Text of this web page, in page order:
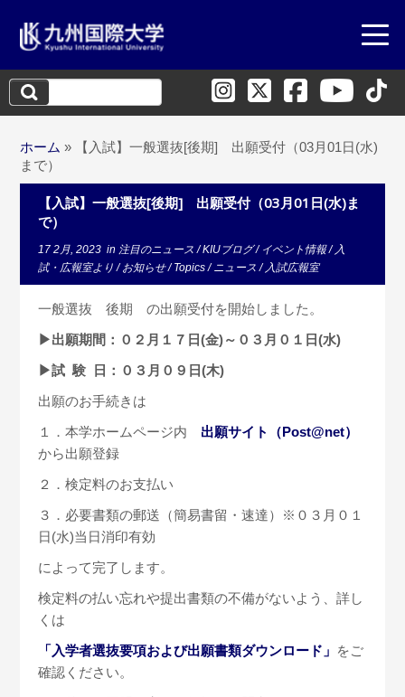
検
索:
ホーム »
【入試】一般選抜[後期] 出願受付（03月01日(水)
まで）
【入試】一般選抜[後期] 出願受付（03月01日(水)ま
で）
17 2月, 2023 in 注目のニュース/KIUブログ/ イベント情報/ 入
試・広報室より/お知らせ/Topics/ニュース/ 入試広報室
一般選抜 後期 の出願受付を開始しました。
▶出願期間：０２月１７日(金)～０３月０１日(水)
▶試 験 日：０３月０９日(木)
出願のお手続きは
１．本学ホームページ内 出願サイト（Post@net）
から出願登録
２．検定料のお支払い
３．必要書類の郵送（簡易書留・速達）※０３月０１
日(水)当日消印有効
によって完了します。
検定料の払い忘れや提出書類の不備がないよう、詳し
くは
「入学者選抜要項および出願書類ダウンロード」 をご
確認ください。